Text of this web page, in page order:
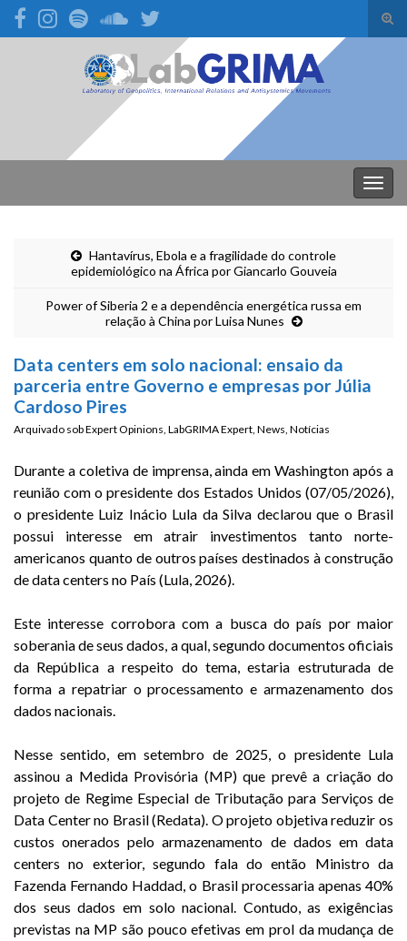
Search for:
Hantavírus, Ebola e a fragilidade do controle
epidemiológico na África por Giancarlo Gouveia
Power of Siberia 2 e a dependência energética russa em
relação à China por Luisa Nunes
Data centers em solo nacional: ensaio da
parceria entre Governo e empresas por Júlia
Cardoso Pires
Arquivado sobExpert Opinions, LabGRIMA Expert, News, Notícias
Durante a coletiva de imprensa, ainda em Washington após a
reunião com o presidente dos Estados Unidos (07/05/2026),
o presidente Luiz Inácio Lula da Silva declarou que o Brasil
possui interesse em atrair investimentos tanto norte-
americanos quanto de outros países destinados à construção
de data centers no País (Lula, 2026).
Este interesse corrobora com a busca do país por maior
soberania de seus dados, a qual, segundo documentos oficiais
da República a respeito do tema, estaria estruturada de
forma a repatriar o processamento e armazenamento dos
dados nacionais.
Nesse sentido, em setembro de 2025, o presidente Lula
assinou a Medida Provisória (MP) que prevê a criação do
projeto de Regime Especial de Tributação para Serviços de
Data Center no Brasil (Redata). O projeto objetiva reduzir os
custos onerados pelo armazenamento de dados em data
centers no exterior, segundo fala do então Ministro da
Fazenda Fernando Haddad, o Brasil processaria apenas 40%
dos seus dados em solo nacional. Contudo, as exigências
previstas na MP são pouco efetivas em prol da mudança de